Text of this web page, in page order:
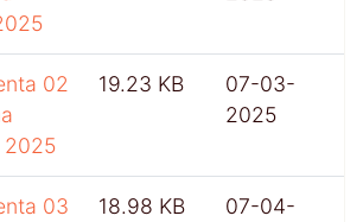
02
2025
19.23 KB
07-03-
2025
03
18.98 KB
07-04-